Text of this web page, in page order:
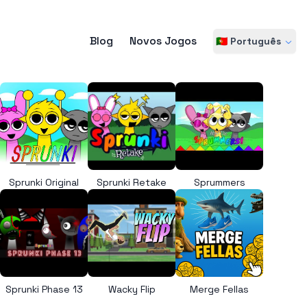
Blog Novos Jogos 🇵🇹 Português
Sprunki Original Sprunki Retake Sprummers
Sprunki Phase 13 Wacky Flip Merge Fellas